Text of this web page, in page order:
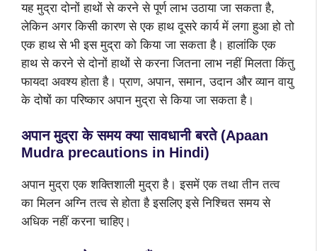
यह मुद्रा दोनों हाथों से करने से पूर्ण लाभ उठाया जा सकता है,
लेकिन अगर किसी कारण से एक हाथ दूसरे कार्य में लगा हुआ हो तो
एक हाथ से भी इस मुद्रा को किया जा सकता है। हालांकि एक
हाथ से करने से दोनों हाथों से करना जितना लाभ नहीं मिलता किंतु
फायदा अवश्य होता है। प्राण, अपान, समान, उदान और व्यान वायु
के दोषों का परिष्कार अपान मुद्रा से किया जा सकता है।
अपान मुद्रा के समय क्या सावधानी बरते (Apaan
Mudra precautions in Hindi)
अपान मुद्रा एक शक्तिशाली मुद्रा है। इसमें एक तथा तीन तत्व
का मिलन अग्नि तत्व से होता है इसलिए इसे निश्चित समय से
अधिक नहीं करना चाहिए।